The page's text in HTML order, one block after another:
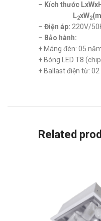
– Kích thước
L2xW2
– Điện áp: 220V/
– Bảo hành:
+ Máng đèn: 05
+ Bóng LED T8
+ Ballast điện từ:
Related